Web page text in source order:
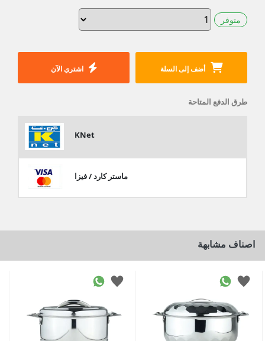
متوفر
أضف إلى السلة اشتري الآن
طرق الدفع المتاحة
KNet
ماستر كارد / فيزا
اصناف مشابهة